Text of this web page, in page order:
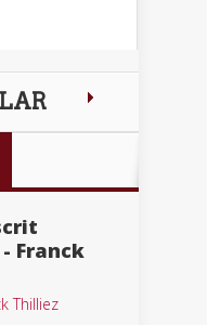
Franck
Thilliez